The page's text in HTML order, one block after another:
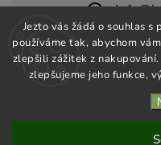
Jezto vás žádá o souhlas s
používáme tak, abychom
zlepšili zážitek z
zlepšujeme jeho funkce,